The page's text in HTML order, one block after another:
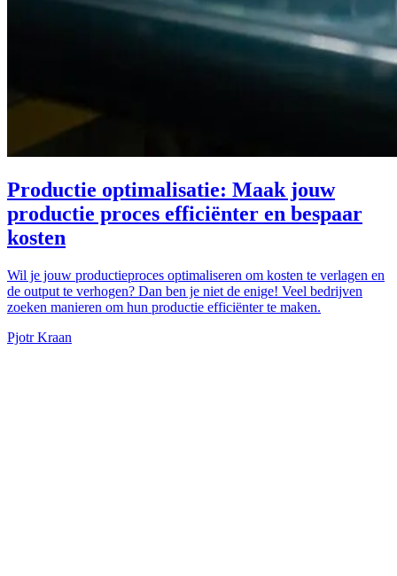
Productie optimalisatie: Maak jouw
productie proces efficiënter en bespaar
kosten
Wil je jouw productieproces optimaliseren om kosten te verlagen en
de output te verhogen? Dan ben je niet de enige! Veel bedrijven
zoeken manieren om hun productie efficiënter te maken.
Pjotr Kraan